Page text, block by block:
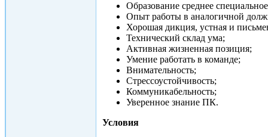
Образование среднее
Опыт работы в аналогичной
Хорошая дикция, устная и
Технический склад ума;
Активная жизненная позиция;
Умение работать в команде;
Внимательность;
Стрессоустойчивость;
Коммуникабельность;
Уверенное знание ПК.
Условия